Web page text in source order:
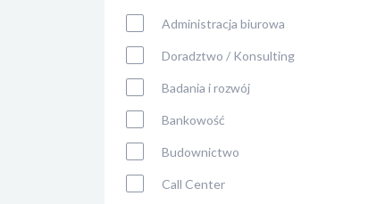
Administracja biurowa
Doradztwo / Konsulting
Badania i rozwój
Bankowość
Budownictwo
Call Center